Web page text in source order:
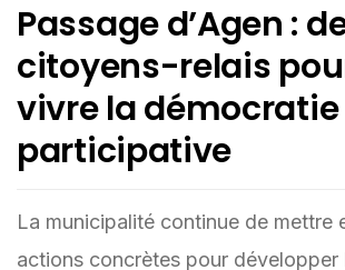
Passage d’Agen :
citoyens-relais
vivre la démocratie
participative
La municipalité continue de mettre
actions concrètes pour développer